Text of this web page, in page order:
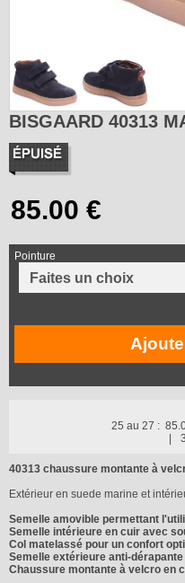
BISGAARD 40313
Pointure
25 au 27 :
40313 chaussure montante à
Extérieur en suede marine et
Semelle amovible permettant
Semelle intérieure en cuir avec
Col matelassé pour un confort
Semelle extérieure anti-dérapante
Chaussure montante à velcro en